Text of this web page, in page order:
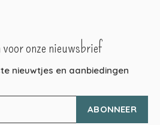
voor onze nieuwsbrief
nieuwtjes en aanbiedingen
ABONNEER